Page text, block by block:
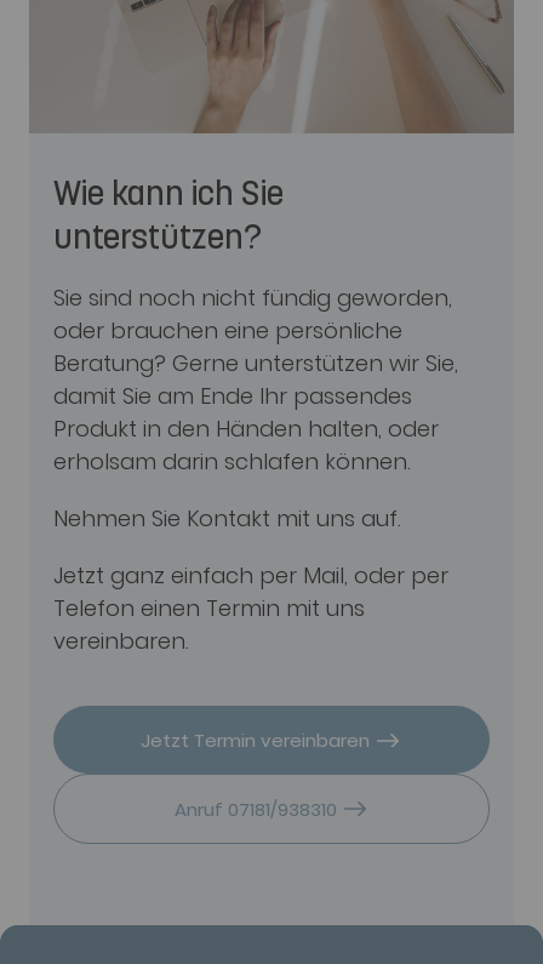
Wie kann ich Sie
unterstützen?
Sie sind noch nicht fündig geworden,
oder brauchen eine persönliche
Beratung? Gerne unterstützen wir Sie,
damit Sie am Ende Ihr passendes
Produkt in den Händen halten, oder
erholsam darin schlafen können.
Nehmen Sie Kontakt mit uns auf.
Jetzt ganz einfach per Mail, oder per
Telefon einen Termin mit uns
vereinbaren.
Jetzt Termin vereinbaren
Anruf 07181/938310